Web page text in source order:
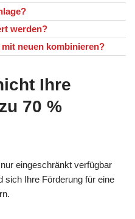
werden?
neuen kombinieren?
Ihre
70 %
eingeschränkt verfügbar
sich Ihre Förderung für eine